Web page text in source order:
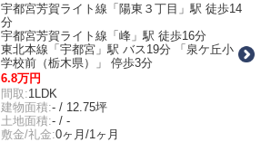
宇都宮芳賀ライト線「陽東３丁目」駅 徒歩14
分
宇都宮芳賀ライト線「峰」駅 徒歩16分
東北本線「宇都宮」駅 バス19分 「泉ケ丘小
学校前（栃木県）」 停歩3分
6.8万円
間取:1LDK
建物面積:- / 12.75坪
土地面積:- / -
敷金/礼金:0ヶ月/1ヶ月